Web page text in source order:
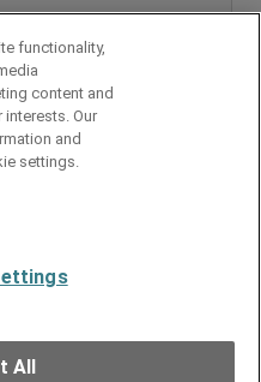
における WatchGuard Technologies
functionality,
content and
Our
and
settings.
All